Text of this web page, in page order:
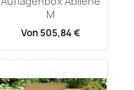
M
Von 505,84 €